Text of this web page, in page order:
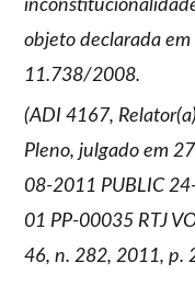
objeto declarada em
11.738/2008.
(ADI 4167,
Pleno, julgado em
08-2011 PUBLIC
01 PP-00035 RTJ
46, n. 282, 2011, p.